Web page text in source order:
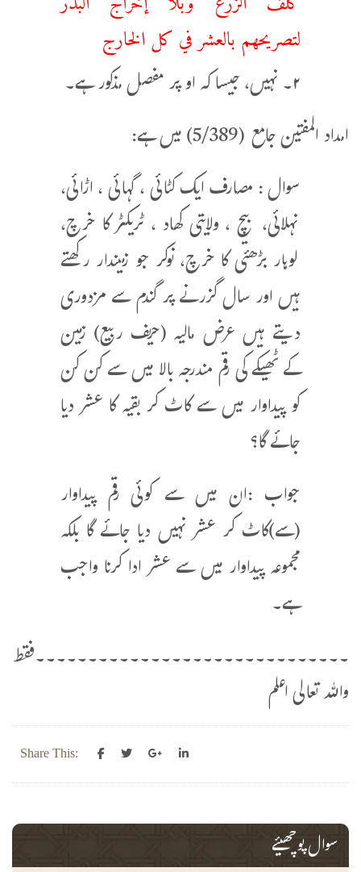
لتصريحهم بالعشر في كل الخارج
۲۔ نہیں، جیسا کہ او پر مفصل مذکور ہے۔
امداد المفتین جامع (5/389) میں ہے:
سوال : مصارف ایک کٹائی ، گہائی ، اڑائی،
نہلائی، بیچ ، ولایتی کھاد ، ٹریکٹر کا خرچ،
لوہار بڑھئی کا خرچ، نوکر جو زمیندار رکھتے
ہیں اور سال گزرنے پر گندم سے مزدوری
دیتے ہیں عرض مالیہ (حریف ربیع) زمین
کے ٹھیکے کی رقم مندرجہ بالا میں سے کن کن
کو پیداوار میں سے کاٹ کر بقیہ کا عشر دیا
جائے گا؟
جواب :ان میں سے کوئی رقم پیداوار
(سے)کاٹ کر عشر نہیں دیا جائے گا بلکہ
مجموعہ پیداوار میں سے عشر ادا کرنا واجب
ہے۔
۔۔۔۔۔۔۔۔۔۔۔۔۔۔۔۔۔۔۔۔۔۔۔۔۔۔۔۔۔۔فقط
واللہ تعالی اعلم
Share This:
سوال پوچھیئے